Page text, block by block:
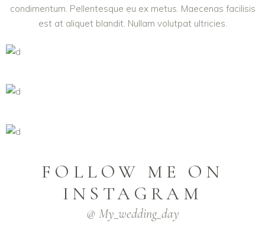
condimentum. Pellentesque eu ex metus. Maecenas facilisis
est at aliquet blandit. Nullam volutpat ultricies.
FOLLOW ME ON
INSTAGRAM
@ My_wedding_day